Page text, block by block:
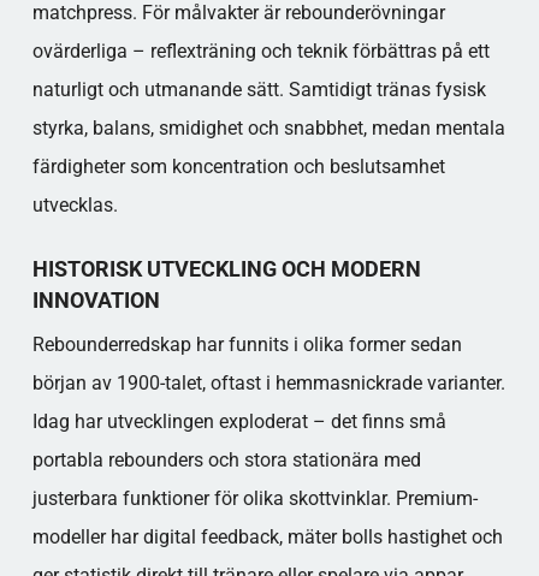
matchpress. För målvakter är rebounderövningar
ovärderliga – reflexträning och teknik förbättras på ett
naturligt och utmanande sätt. Samtidigt tränas fysisk
styrka, balans, smidighet och snabbhet, medan mentala
färdigheter som koncentration och beslutsamhet
utvecklas.
HISTORISK UTVECKLING OCH MODERN
INNOVATION
Rebounderredskap har funnits i olika former sedan
början av 1900-talet, oftast i hemmasnickrade varianter.
Idag har utvecklingen exploderat – det finns små
portabla rebounders och stora stationära med
justerbara funktioner för olika skottvinklar. Premium-
modeller har digital feedback, mäter bolls hastighet och